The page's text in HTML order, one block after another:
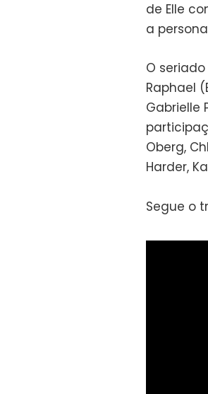
de Elle
a
O
Raphael
Gabrielle
Oberg,
Harder,
Segue o